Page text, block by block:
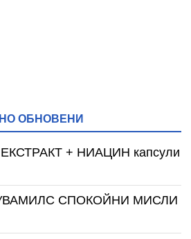
ОБНОВЕНИ
+ НИАЦИН капсули
СПОКОЙНИ МИСЛИ